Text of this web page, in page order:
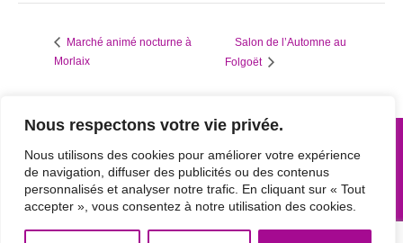
Nous respectons votre vie privée.
Nous utilisons des cookies pour améliorer votre expérience
de navigation, diffuser des publicités ou des contenus
personnalisés et analyser notre trafic. En cliquant sur « Tout
accepter », vous consentez à notre utilisation des cookies.
Marché animé nocturne à
Morlaix
Salon de l’Automne au
Folgoët
© 2026 Tous droits réservés.KERVEN -
Chocolaterie artisanale